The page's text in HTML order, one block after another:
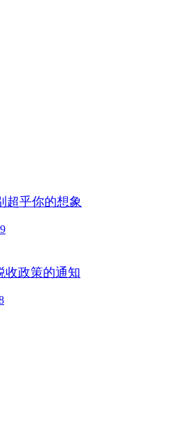
超乎你的想象
收政策的通知